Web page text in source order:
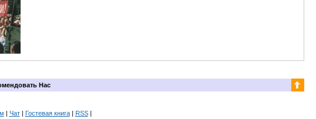
Нас
| Чат| Гостевая книга| RSS|